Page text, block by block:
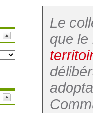
Le
que le